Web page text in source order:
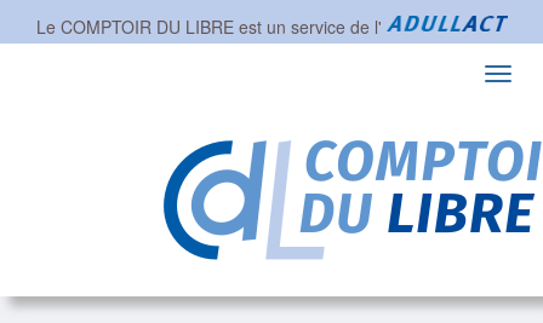
Le COMPTOIR DU LIBRE est un service de l'